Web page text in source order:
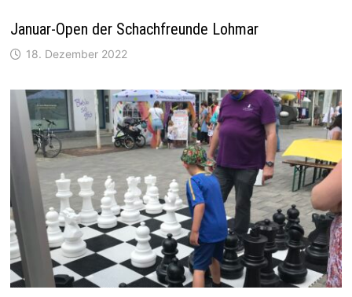
Januar-Open der Schachfreunde Lohmar
18. Dezember 2022